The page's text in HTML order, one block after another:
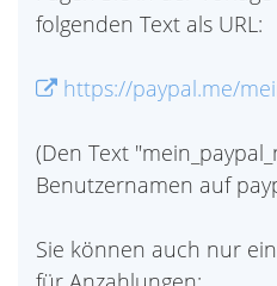
folgenden Text als URL:
https://paypal.me/
(Den Text
Benutzernamen auf
Sie können auch nur